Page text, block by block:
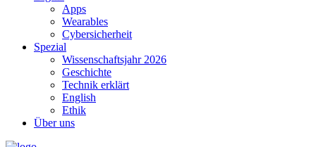
Apps
Wearables
Cybersicherheit
Spezial
Wissenschaftsjahr 2026
Geschichte
Technik erklärt
English
Ethik
Über uns